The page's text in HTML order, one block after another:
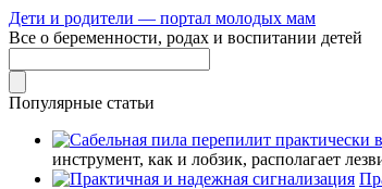
Дети и родители — портал молодых мам
Все о беременности, родах и воспитании детей
Популярные статьи
инструмент, как и лобзик, располагает